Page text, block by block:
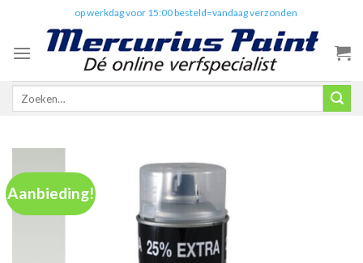
content
op werkdag voor 15:00 besteld=vandaag verzonden
Zoeken
Aanbieding!